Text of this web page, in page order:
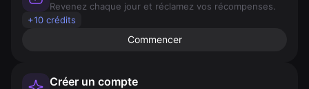
Revenez chaque jour et réclamez vos récompenses.
+10 crédits
Commencer
Créer un compte